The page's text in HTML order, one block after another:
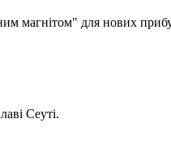
магнітом" для нових
Сеуті.